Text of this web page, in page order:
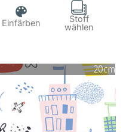
Einfärben Stoff
wählen
20cm